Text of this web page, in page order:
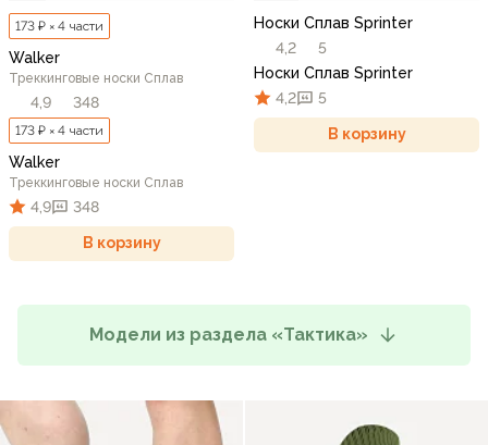
173 ₽ × 4 части
Walker
Треккинговые носки Сплав
4,9 348
173 ₽ × 4 части
Walker
Треккинговые носки Сплав
4,9 348
В корзину
Носки Сплав Sprinter
4,2
5
Носки Сплав Sprinter
4,2
5
В корзину
Модели из раздела «Тактика»